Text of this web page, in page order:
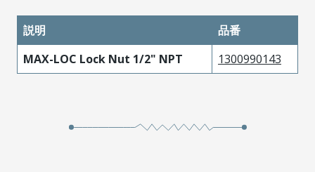
説明
品番
MAX-LOC Lock Nut 1/2" NPT
1300990143